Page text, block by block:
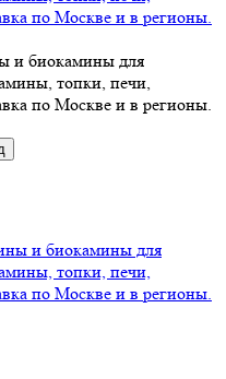
и биокамины для
топки, печи,
по Москве и в регионы.